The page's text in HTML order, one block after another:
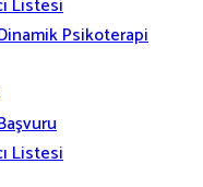
Listesi
Psikoterapi
Listesi